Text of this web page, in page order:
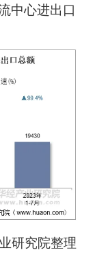
中心进出口
研究院整理